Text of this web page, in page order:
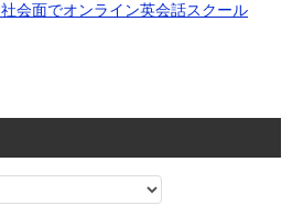
会面でオンライン英会話スクール